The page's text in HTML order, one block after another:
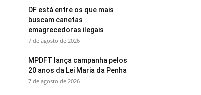
DF está entre os que mais
buscam canetas
emagrecedoras ilegais
7 de agosto de 2026
MPDFT lança campanha pelos
20 anos da Lei Maria da Penha
7 de agosto de 2026